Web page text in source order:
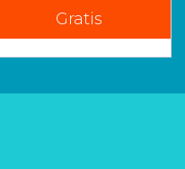
Gratis